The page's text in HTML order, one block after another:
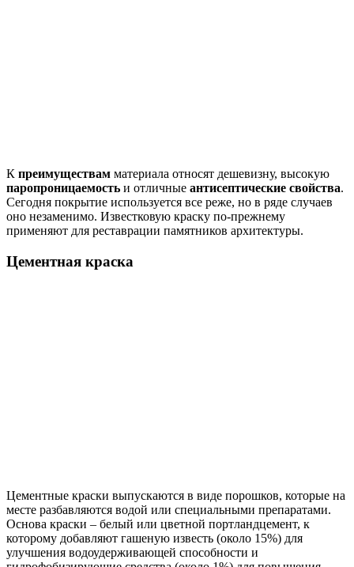
К преимуществам материала относят дешевизну, высокую
паропроницаемость и отличные антисептические свойства.
Сегодня покрытие используется все реже, но в ряде случаев
оно незаменимо. Известковую краску по-прежнему
применяют для реставрации памятников архитектуры.
Цементная краска
Цементные краски выпускаются в виде порошков, которые на
месте разбавляются водой или специальными препаратами.
Основа краски – белый или цветной портландцемент, к
которому добавляют гашеную известь (около 15%) для
улучшения водоудерживающей способности и